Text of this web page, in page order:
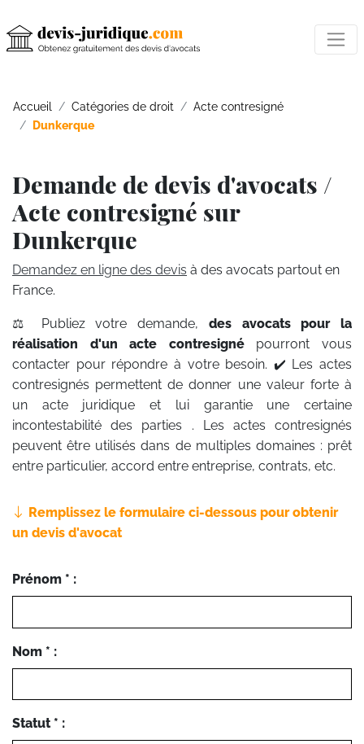
Accueil Catégories de droit
Acte contresigné
Dunkerque
Demande de devis d'avocats /
Acte contresigné sur
Dunkerque
Demandez en ligne des devis à des avocats partout en
France.
⚖️ Publiez votre demande, des avocats pour la
réalisation d'un acte contresignépourront vous
contacter pour répondre à votre besoin. ✔️ Les actes
contresignés permettent de donner une valeur forte à
un acte juridique et lui garantie une certaine
incontestabilité des parties . Les actes contresignés
peuvent être utilisés dans de multiples domaines : prêt
entre particulier, accord entre entreprise, contrats, etc.
Remplissez le formulaire ci-dessous pour obtenir
un devis d'avocat
Prénom * :
Nom * :
Statut * :